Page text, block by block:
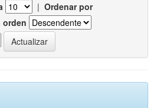
| Ordenar por
orden